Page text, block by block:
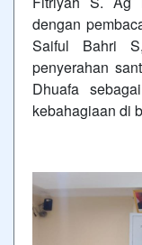
dengan
Saiful Bahri
penyerahan
Dhuafa
kebahagiaan di